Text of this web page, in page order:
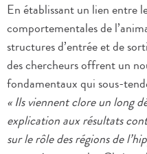
En établissant un lien entre
comportementales de
structures d’entrée et de
des chercheurs offrent un
fondamentaux qui sous-
« Ils viennent clore un long
explication aux résultats
sur le rôle des régions de